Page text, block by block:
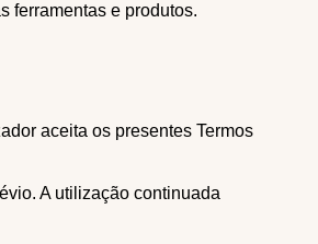
ferramentas e produtos.
aceita os presentes Termos
A utilização continuada